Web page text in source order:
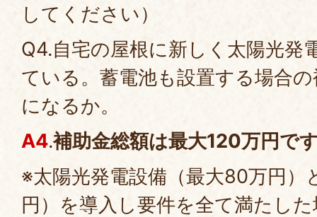
してください）
Q4.自宅の屋根に新しく太陽光発
ている。蓄電池も設置する場合
になるか。
A4.補助金総額は最大120万円で
※太陽光発電設備（最大80万円）
円）を導入し要件を全て満たし